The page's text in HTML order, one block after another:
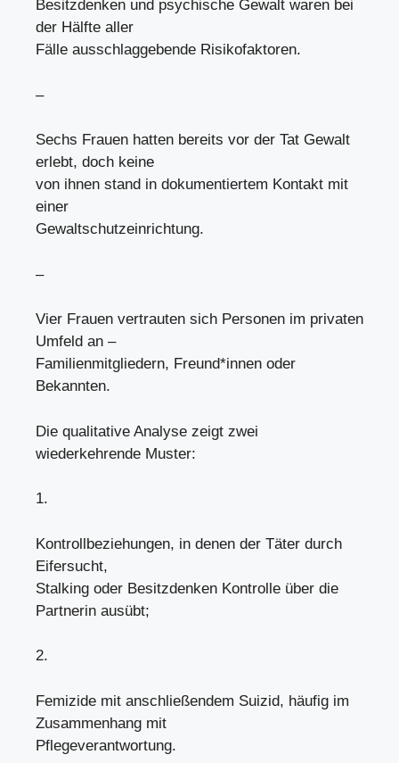
Besitzdenken und psychische Gewalt waren bei
der Hälfte aller
Fälle ausschlaggebende Risikofaktoren.
–
Sechs Frauen hatten bereits vor der Tat Gewalt
erlebt, doch keine
von ihnen stand in dokumentiertem Kontakt mit
einer
Gewaltschutzeinrichtung.
–
Vier Frauen vertrauten sich Personen im privaten
Umfeld an –
Familienmitgliedern, Freund*innen oder
Bekannten.
Die qualitative Analyse zeigt zwei
wiederkehrende Muster:
1.
Kontrollbeziehungen, in denen der Täter durch
Eifersucht,
Stalking oder Besitzdenken Kontrolle über die
Partnerin ausübt;
2.
Femizide mit anschließendem Suizid, häufig im
Zusammenhang mit
Pflegeverantwortung.